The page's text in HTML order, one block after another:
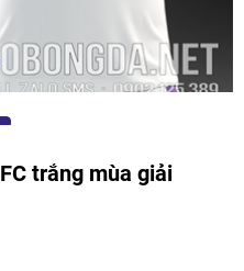
trắng mùa giải